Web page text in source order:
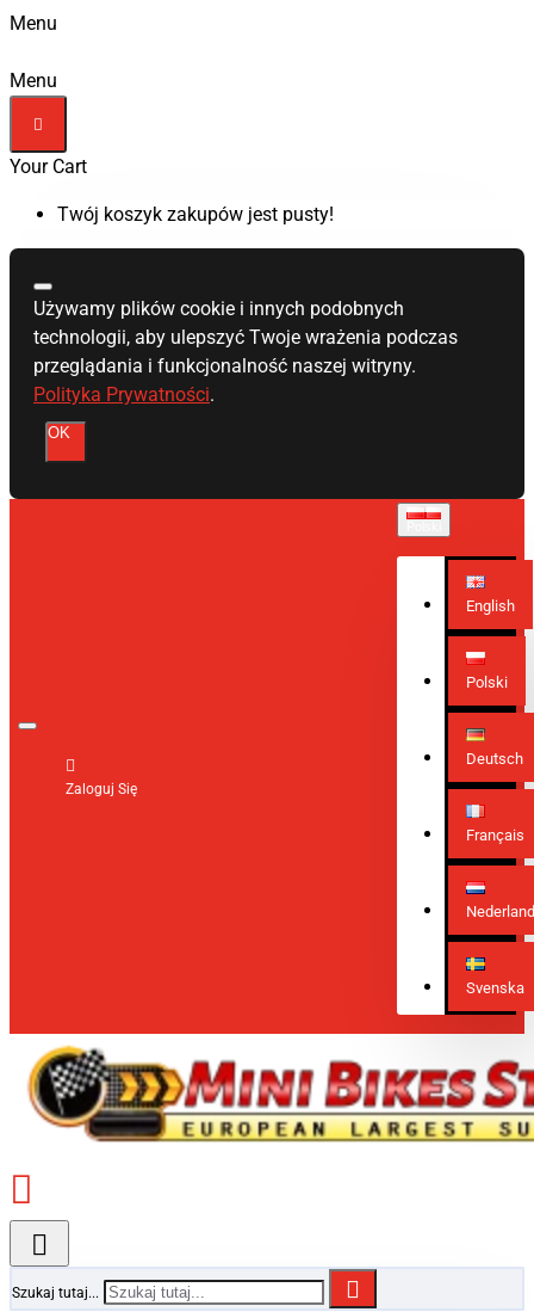
Menu
Menu
Your Cart
Twój koszyk zakupów jest pusty!
Używamy plików cookie i innych podobnych
technologii, aby ulepszyć Twoje wrażenia podczas
przeglądania i funkcjonalność naszej witryny.
Polityka Prywatności.
OK
Zaloguj Się
English
Polski
Deutsch
Français
Svenska
Szukaj tutaj...